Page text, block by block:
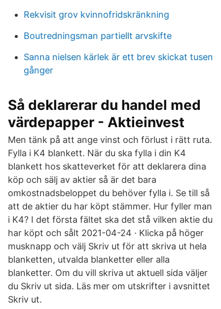
Rekvisit grov kvinnofridskränkning
Boutredningsman partiellt arvskifte
Sanna nielsen kärlek är ett brev skickat tusen
gånger
Så deklarerar du handel med
värdepapper - Aktieinvest
Men tänk på att ange vinst och förlust i rätt ruta.
Fylla i K4 blankett. När du ska fylla i din K4
blankett hos skatteverket för att deklarera dina
köp och sälj av aktier så är det bara
omkostnadsbeloppet du behöver fylla i. Se till så
att de aktier du har köpt stämmer. Hur fyller man
i K4? I det första fältet ska det stå vilken aktie du
har köpt och sålt 2021-04-24 · Klicka på höger
musknapp och välj Skriv ut för att skriva ut hela
blanketten, utvalda blanketter eller alla
blanketter. Om du vill skriva ut aktuell sida väljer
du Skriv ut sida. Läs mer om utskrifter i avsnittet
Skriv ut.